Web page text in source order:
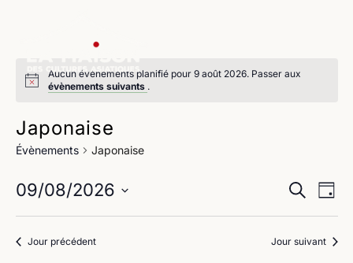
Aucun évènements planifié pour 9 août 2026. Passer aux
évènements suivants .
Japonaise
Évènements Japonaise
et
Recherche
de
Jour
09/08/2026
date.Jour précédent Jour suivant